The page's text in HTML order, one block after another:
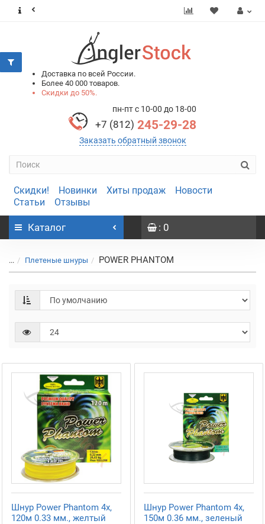
Доставка по всей России.
Более 40 000 товаров.
Скидки до 50%.
пн-пт с 10-00 до 18-00
+7 (812) 245-29-28
Заказать обратный звонок
Скидки! Новинки Хиты продаж
Новости
Статьи
Отзывы
Каталог : 0
... Плетеные шнуры POWER PHANTOM
Шнур Power Phantom 4x,
120м 0.33 мм., желтый
Шнур Power Phantom 4x,
150м 0.36 мм., зеленый